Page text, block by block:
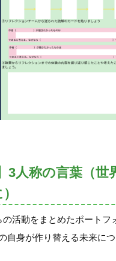
3人称の言葉（世
の活動をまとめたポートフ
自身が作り替える未来に